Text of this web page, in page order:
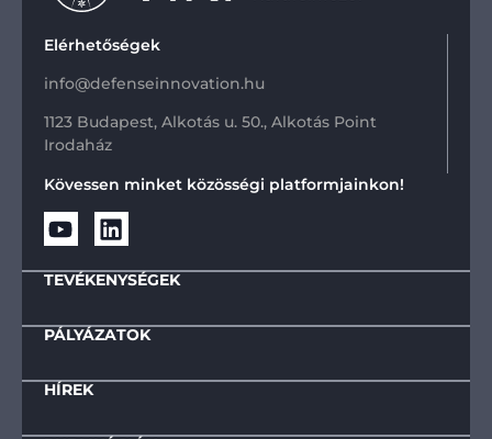
Elérhetőségek
info@defenseinnovation.hu
1123 Budapest, Alkotás u. 50., Alkotás Point
Irodaház
Kövessen minket közösségi platformjainkon!
TEVÉKENYSÉGEK
PÁLYÁZATOK
HÍREK